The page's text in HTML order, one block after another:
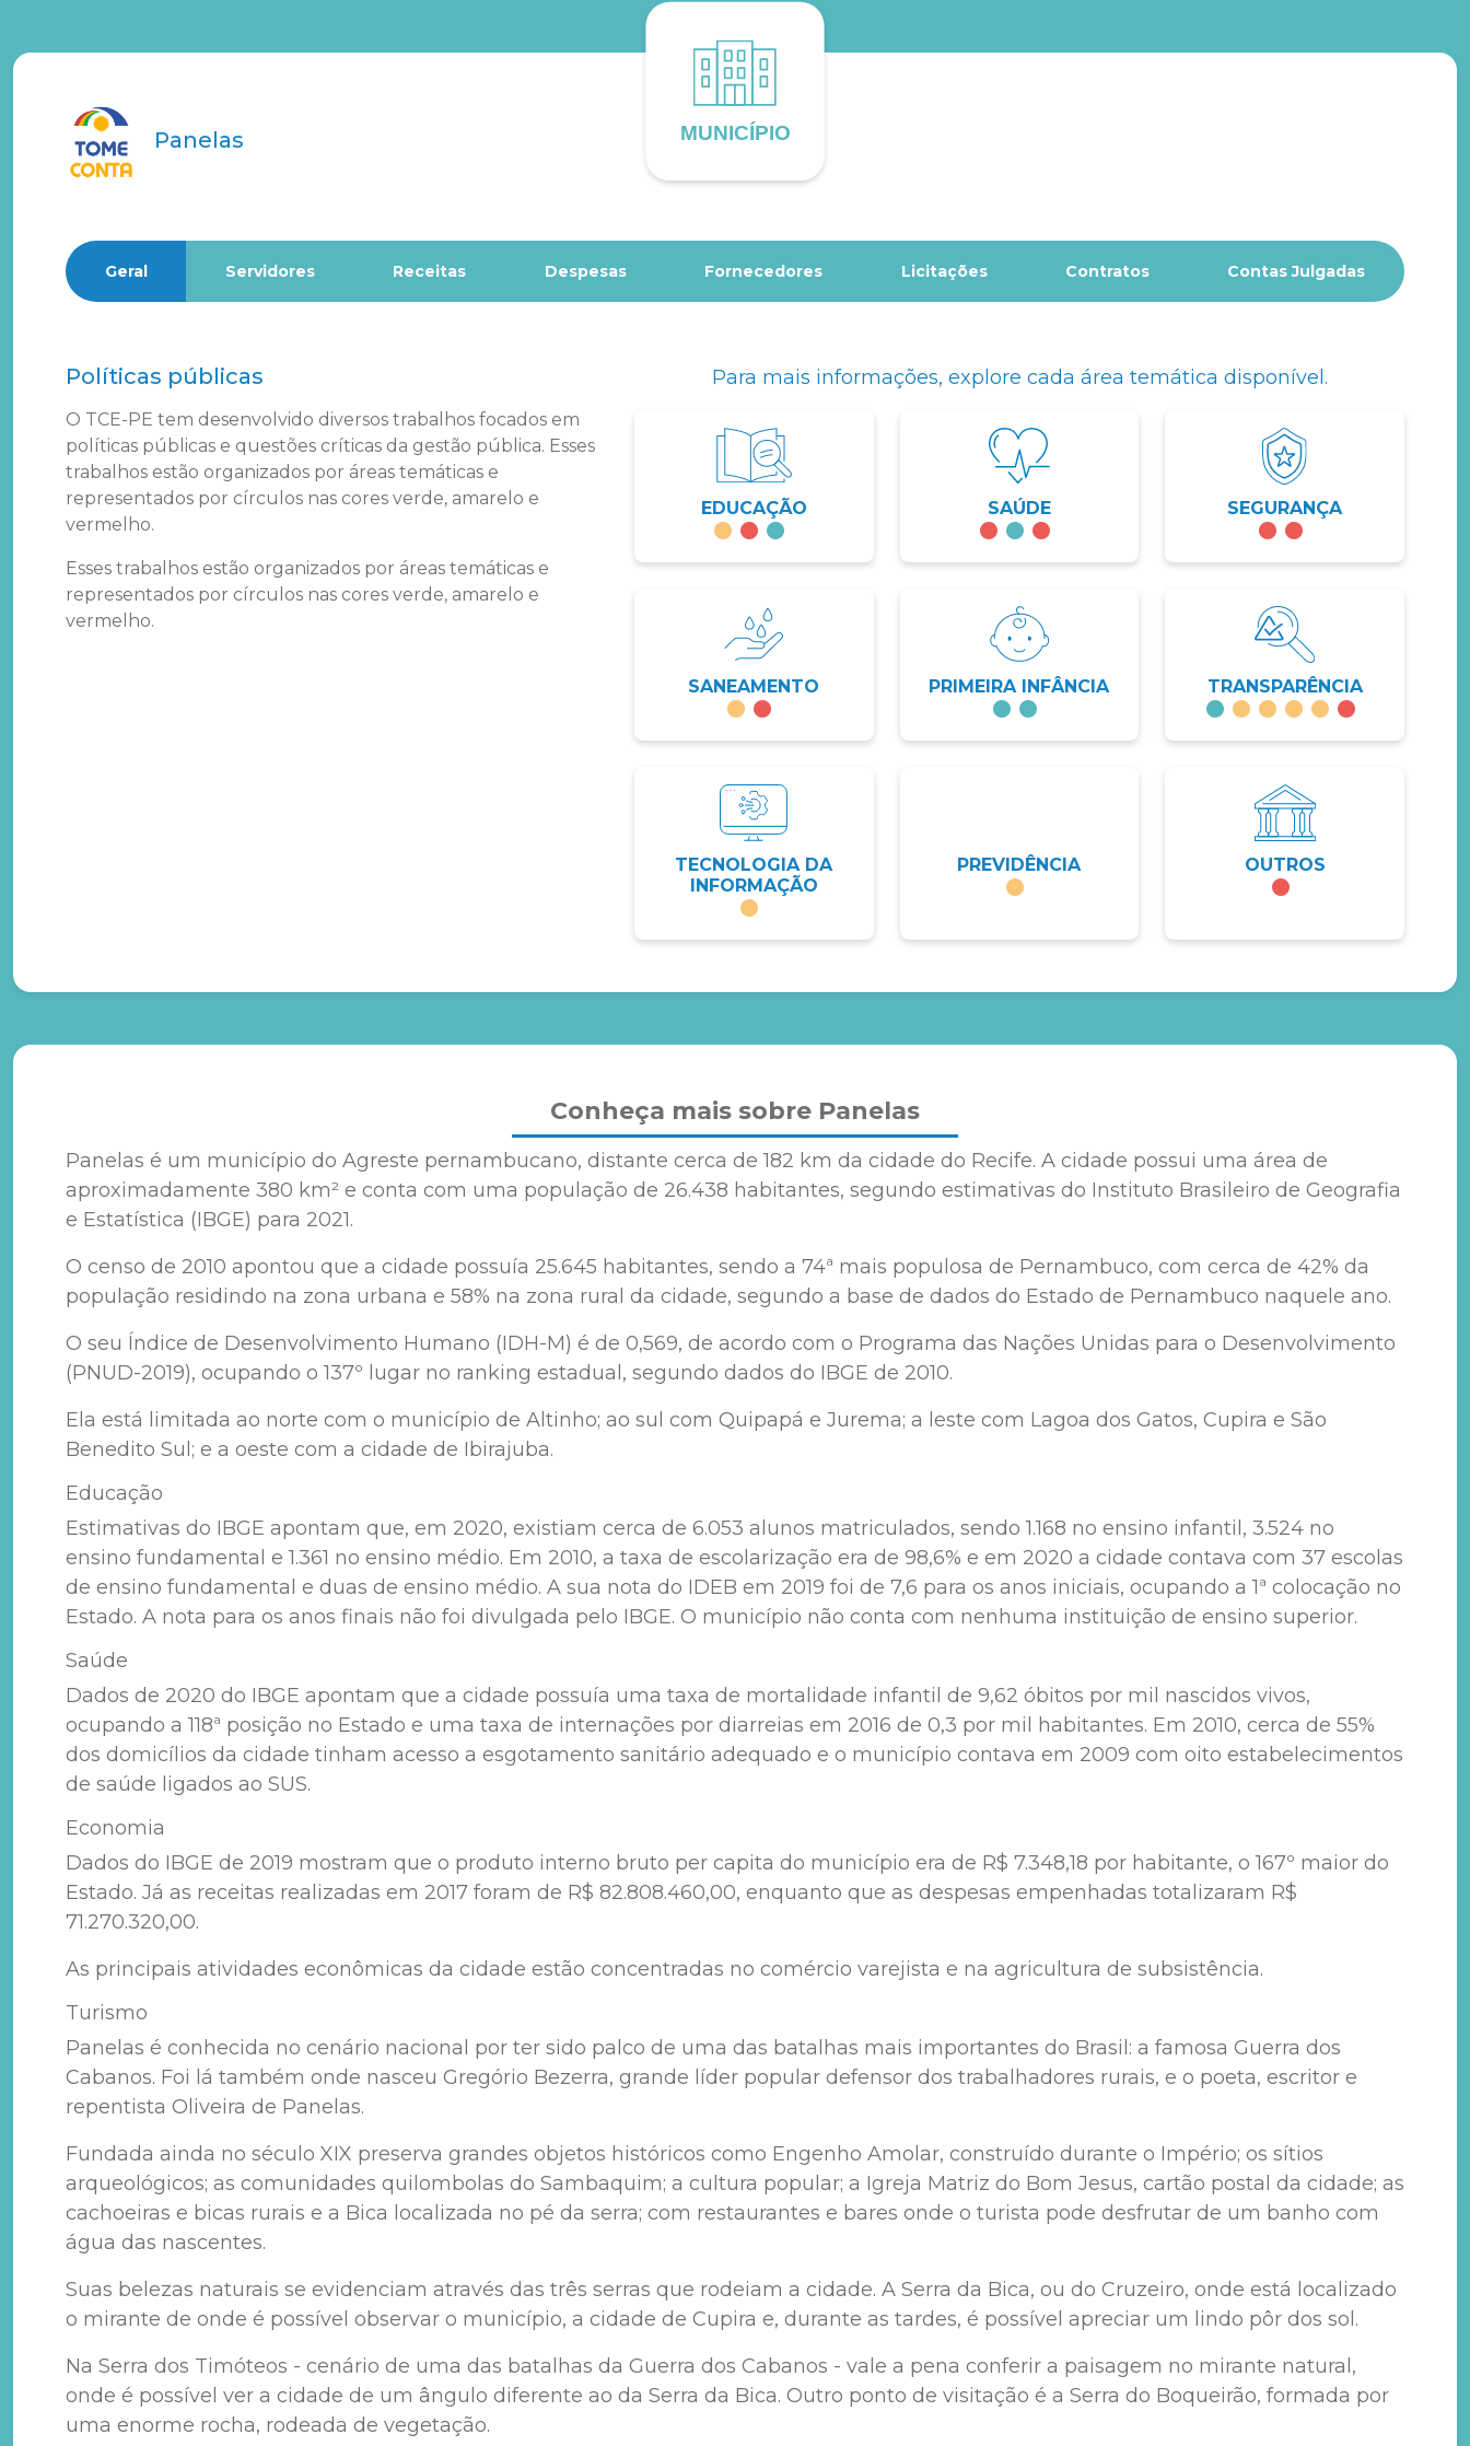
Panelas
Geral Servidores Receitas Despesas Fornecedores Licitações Contratos Contas Julgadas
Políticas públicas
O TCE-PE tem desenvolvido diversos trabalhos focados em
políticas públicas e questões críticas da gestão pública. Esses
trabalhos estão organizados por áreas temáticas e
representados por círculos nas cores verde, amarelo e
vermelho.
Esses trabalhos estão organizados por áreas temáticas e
representados por círculos nas cores verde, amarelo e
vermelho.
Para mais informações, explore cada área temática disponível.
EDUCAÇÃO SAÚDE SEGURANÇA
SANEAMENTO PRIMEIRA INFÂNCIA TRANSPARÊNCIA
TECNOLOGIA DA
INFORMAÇÃO
PREVIDÊNCIA OUTROS
Conheça mais sobre Panelas
Panelas é um município do Agreste pernambucano, distante cerca de 182 km da cidade do Recife. A cidade possui uma área de
aproximadamente 380 km² e conta com uma população de 26.438 habitantes, segundo estimativas do Instituto Brasileiro de Geografia
e Estatística (IBGE) para 2021.
O censo de 2010 apontou que a cidade possuía 25.645 habitantes, sendo a 74ª mais populosa de Pernambuco, com cerca de 42% da
população residindo na zona urbana e 58% na zona rural da cidade, segundo a base de dados do Estado de Pernambuco naquele ano.
O seu Índice de Desenvolvimento Humano (IDH-M) é de 0,569, de acordo com o Programa das Nações Unidas para o Desenvolvimento
(PNUD-2019), ocupando o 137º lugar no ranking estadual, segundo dados do IBGE de 2010.
Ela está limitada ao norte com o município de Altinho; ao sul com Quipapá e Jurema; a leste com Lagoa dos Gatos, Cupira e São
Benedito Sul; e a oeste com a cidade de Ibirajuba.
Educação
Estimativas do IBGE apontam que, em 2020, existiam cerca de 6.053 alunos matriculados, sendo 1.168 no ensino infantil, 3.524 no
ensino fundamental e 1.361 no ensino médio. Em 2010, a taxa de escolarização era de 98,6% e em 2020 a cidade contava com 37 escolas
de ensino fundamental e duas de ensino médio. A sua nota do IDEB em 2019 foi de 7,6 para os anos iniciais, ocupando a 1ª colocação no
Estado. A nota para os anos finais não foi divulgada pelo IBGE. O município não conta com nenhuma instituição de ensino superior.
Saúde
Dados de 2020 do IBGE apontam que a cidade possuía uma taxa de mortalidade infantil de 9,62 óbitos por mil nascidos vivos,
ocupando a 118ª posição no Estado e uma taxa de internações por diarreias em 2016 de 0,3 por mil habitantes. Em 2010, cerca de 55%
dos domicílios da cidade tinham acesso a esgotamento sanitário adequado e o município contava em 2009 com oito estabelecimentos
de saúde ligados ao SUS.
Economia
Dados do IBGE de 2019 mostram que o produto interno bruto per capita do município era de R$ 7.348,18 por habitante, o 167º maior do
Estado. Já as receitas realizadas em 2017 foram de R$ 82.808.460,00, enquanto que as despesas empenhadas totalizaram R$
71.270.320,00.
As principais atividades econômicas da cidade estão concentradas no comércio varejista e na agricultura de subsistência.
Turismo
Panelas é conhecida no cenário nacional por ter sido palco de uma das batalhas mais importantes do Brasil: a famosa Guerra dos
Cabanos. Foi lá também onde nasceu Gregório Bezerra, grande líder popular defensor dos trabalhadores rurais, e o poeta, escritor e
repentista Oliveira de Panelas.
Fundada ainda no século XIX preserva grandes objetos históricos como Engenho Amolar, construído durante o Império; os sítios
arqueológicos; as comunidades quilombolas do Sambaquim; a cultura popular; a Igreja Matriz do Bom Jesus, cartão postal da cidade; as
cachoeiras e bicas rurais e a Bica localizada no pé da serra; com restaurantes e bares onde o turista pode desfrutar de um banho com
água das nascentes.
Suas belezas naturais se evidenciam através das três serras que rodeiam a cidade. A Serra da Bica, ou do Cruzeiro, onde está localizado
o mirante de onde é possível observar o município, a cidade de Cupira e, durante as tardes, é possível apreciar um lindo pôr dos sol.
Na Serra dos Timóteos - cenário de uma das batalhas da Guerra dos Cabanos - vale a pena conferir a paisagem no mirante natural,
onde é possível ver a cidade de um ângulo diferente ao da Serra da Bica. Outro ponto de visitação é a Serra do Boqueirão, formada por
uma enorme rocha, rodeada de vegetação.